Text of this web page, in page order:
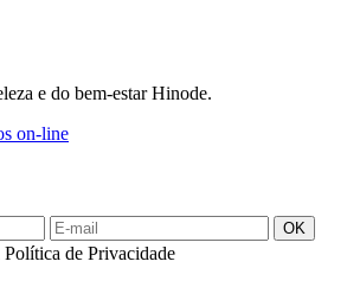
e do bem-estar Hinode.
on-line
OK
de Privacidade